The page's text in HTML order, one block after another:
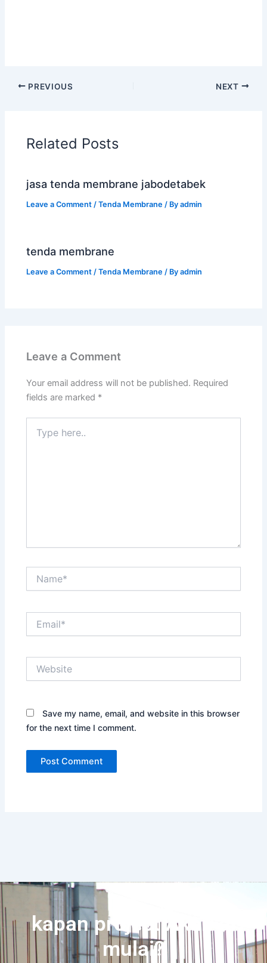
PREVIOUS NEXT
Related Posts
jasa tenda membrane jabodetabek
Leave a Comment /Tenda Membrane / Byadmin
tenda membrane
Leave a Comment /Tenda Membrane / Byadmin
Leave a Comment
Your email address will not be published. Required
fields are marked *
here..
Save my name, email, and website in this browser
for the next time I comment.
kapan project Akan di
mulai?